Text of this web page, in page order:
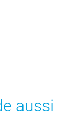
aussi